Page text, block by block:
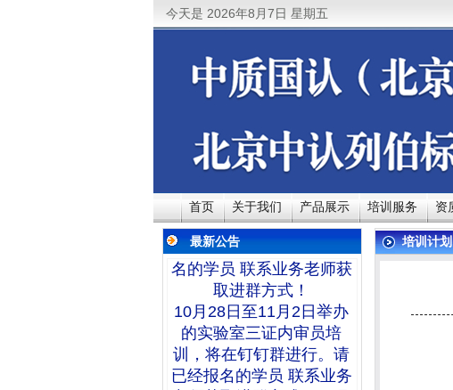
今天是 2026年8月7日 星期五
首页 关于我们 产品展示 培训服务 资
最新公告
10月28日至11月2日举办
的实验室三证内审员培
已经报名的学员 联系业务
老师获取进群方式！10月
验室三证内审员培训，将
在钉钉群进行。请已经报
名的学员 联系业务老师获
取进群方式！
10月28日至11月2日举办
的实验室三证内审员培
训，将在钉钉群进行。请
已经报名的学员 联系业务
老师获取进群方式！10月
培训计划